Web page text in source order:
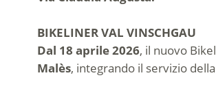
BIKELINER VAL VINSCHGAU
Dal 18 aprile 2026, il nuovo
Malès, integrando il servizio